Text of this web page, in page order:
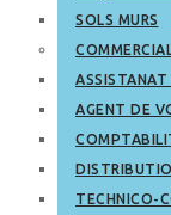
SOLS MURS
ASSISTANAT
AGENT DE
TECHNICO-